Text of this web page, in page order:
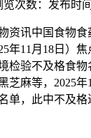
览次数： 发布时间
讯中国食物食
年11月18日）焦
检验不及格食
芝麻等，2025
单，此中不及